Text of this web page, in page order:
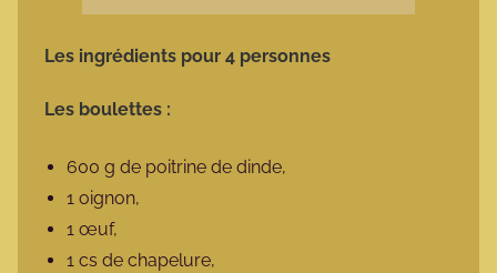
Les ingrédients pour 4 personnes
Les boulettes :
600 g de poitrine de dinde,
1 oignon,
1 œuf,
1 cs de chapelure,